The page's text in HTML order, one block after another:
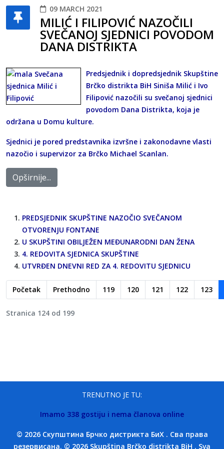
09 MARCH 2021
MILIĆ I FILIPOVIĆ NAZOČILI
SVEČANOJ SJEDNICI POVODOM
DANA DISTRIKTA
Predsjednik i dopredsjednik Skupštine
Brčko distrikta BiH Siniša Milić i Ivo
Filipović nazočili su svečanoj sjednici
povodom Dana Distrikta, koja je
održana u Domu kulture.
Sjednici je pored predstavnika izvršne i zakonodavne vlasti
nazočio i supervizor za Brčko Michael Scanlan.
Opširnije...
PREDSJEDNIK SKUPŠTINE NAZOČIO SVEČANOM
OTVORENJU FONTANE
U SKUPŠTINI OBILJEŽEN MEĐUNARODNI DAN ŽENA
4. REDOVITA SJEDNICA SKUPŠTINE
UTVRĐEN DNEVNI RED ZA 4. REDOVITU SJEDNICU
Početak Prethodno 119 120 121 122 123
Stranica 124 od 199
TRENUTNO JE TU:
Imamo 338 gostiju i nema članova online
© 2026 Скупштина Брчко дистрикта БиХ . Сва права
резервисана. © 2026 Skupština Brčko distrikta BiH . Sva